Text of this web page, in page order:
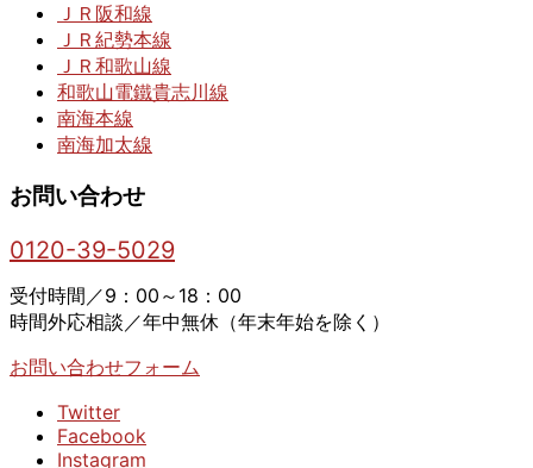
ＪＲ阪和線
ＪＲ紀勢本線
ＪＲ和歌山線
和歌山電鐵貴志川線
南海本線
南海加太線
お問い合わせ
0120-39-5029
受付時間／9：00～18：00
時間外応相談／年中無休（年末年始を除く）
お問い合わせフォーム
Twitter
Facebook
Instagram